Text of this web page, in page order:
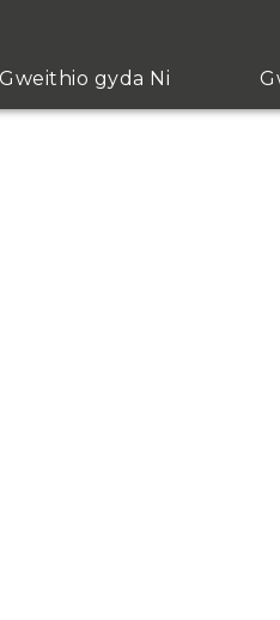
Gweithio gyda Ni